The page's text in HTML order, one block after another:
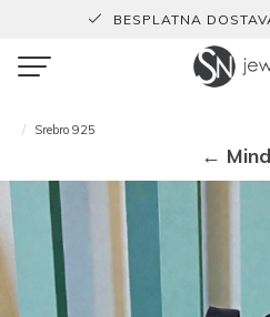
BESPLATNA
Srebro 925
←